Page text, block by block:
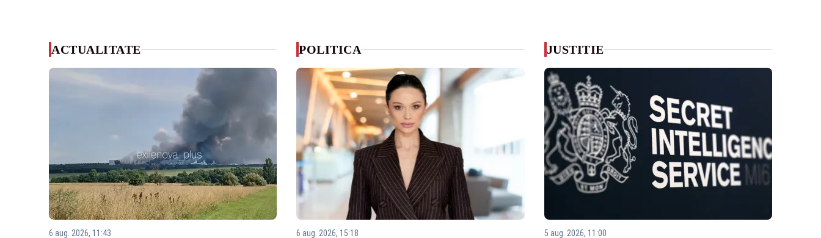
ACTUALITATE
6 aug. 2026, 11:43
POLITICA
6 aug. 2026, 15:18
JUSTITIE
5 aug. 2026, 11:00